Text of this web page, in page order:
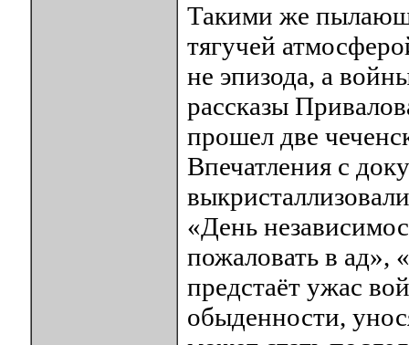
Такими же
тягучей
не эпизода, а
рассказы
прошел две
Впечатления с
«День
пожаловать в ад»,
предстаёт ужас
обыденности,